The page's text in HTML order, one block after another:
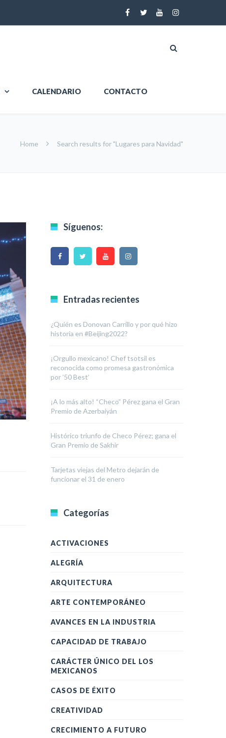
CALENDARIO CONTACTO
Home Search results for "Lugares para Navidad"
Síguenos:
Entradas recientes
¿Quién es Donovan Carrillo y por qué hizo
historia en #Beijing2022?
¡Orgullo mexicano! Chef tsotsil es
reconocida como promesa gastronómica
por ’50 Best’
¡A lo más alto! “Checo” Pérez gana el Gran
Premio de Azerbaiyán
Histórico triunfo de Checo Pérez; gana el
Gran Premio de Sakhir
Tarjetas viejas del Metro dejarán de
funcionar el 31 de enero
Categorías
ACTIVACIONES
ALEGRÍA
ARQUITECTURA
ARTE CONTEMPORÁNEO
AVANCES EN LA INDUSTRIA
CAPACIDAD DE TRABAJO
CARÁCTER ÚNICO DEL LOS
MEXICANOS
CASOS DE ÉXITO
CREATIVIDAD
CRECIMIENTO A FUTURO